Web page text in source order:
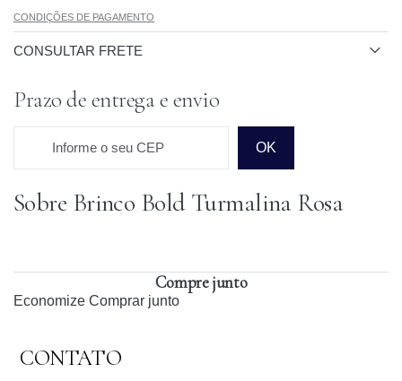
CONDIÇÕES DE PAGAMENTO
CONSULTAR FRETE
Prazo de entrega e envio
Informe o seu CEP OK
Prazo para o CEP
Sobre Brinco Bold Turmalina Rosa
Compre junto
Economize Comprar junto
CONTATO